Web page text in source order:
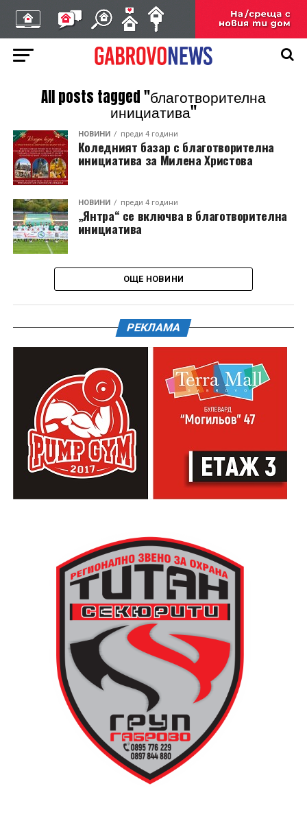
All posts tagged "благотворителна
инициатива"
НОВИНИ преди 4 години
Коледният базар с благотворителна
инициатива за Милена Христова
НОВИНИ преди 4 години
„Янтра“ се включва в благотворителна
инициатива
ОЩЕ НОВИНИ
РЕКЛАМА